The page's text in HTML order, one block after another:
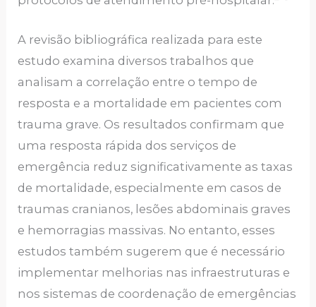
A revisão bibliográfica realizada para este
estudo examina diversos trabalhos que
analisam a correlação entre o tempo de
resposta e a mortalidade em pacientes com
trauma grave. Os resultados confirmam que
uma resposta rápida dos serviços de
emergência reduz significativamente as taxas
de mortalidade, especialmente em casos de
traumas cranianos, lesões abdominais graves
e hemorragias massivas. No entanto, esses
estudos também sugerem que é necessário
implementar melhorias nas infraestruturas e
nos sistemas de coordenação de emergências